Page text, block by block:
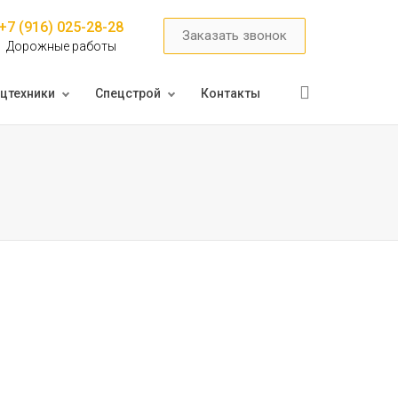
(916) 025-28-28
Дорожные работы
Заказать звонок
Спецстрой Контакты